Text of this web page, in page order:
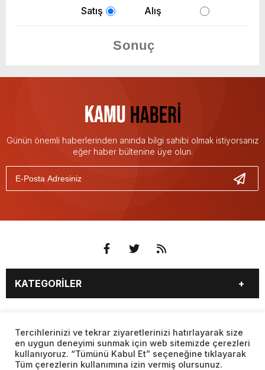
Satış Alış
Günün önemli haberlerinden anında bilgi sahibi olmak istiyorsanız
eğer haber bültenine üye olun.
KATEGORİLER
EĞİTİM
SAĞLIK
YAŞAM
SPOR
MAGAZİN
KÜLTÜR SANAT
SAYFALAR
BURÇLAR
CANLI BORSA
Tercihlerinizi ve tekrar ziyaretlerinizi hatırlayarak size
en uygun deneyimi sunmak için web sitemizde çerezleri
kullanıyoruz. “Tümünü Kabul Et” seçeneğine tıklayarak
Tüm çerezlerin kullanımına izin vermiş olursunuz.